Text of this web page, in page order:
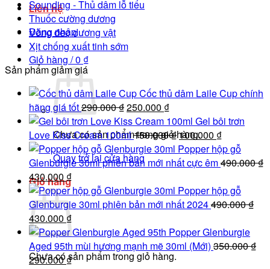
Liên hệ
Đăng nhập
Giỏ hàng /0 ₫
Chưa có sản phẩm trong giỏ hàng.
Quay trở lại cửa hàng
Giỏ hàng
Chưa có sản phẩm trong giỏ hàng.
Sounding - Thủ dâm lỗ tiểu
Thuốc cường dương
Vòng đeo dương vật
Xịt chống xuất tinh sớm
Sản phẩm giảm giá
Cốc thủ dâm Laile Cup chính
hãng giá tốt290.000₫Giá
gốc
là:
290.000 ₫.
250.000 ₫Giá
hiện
tại
là:
250.000 ₫.
Gel bôi trơn
Love Kiss Cream 100ml150.000₫Giá
gốc
là:
100.000 ₫Giá
hiện
tại
100.000 ₫.
Popper hộp gỗ
Glenburgie 30ml phiên bản mới nhất cực êm490.000₫
Giá
gốc
là:
490.000 ₫.
430.000₫Giá
hiện
tại
là:
430.000 ₫.
Popper hộp gỗ
Glenburgie 30ml phiên bản mới nhất 2024490.000₫
Giá
gốc
là:
490.000 ₫.
430.000 ₫Giá
hiện
tại
là:
Popper Glenburgie
Aged 95th mùi hương mạnh mẽ 30ml (Mới) 350.000₫
Giá
290.000₫Giá